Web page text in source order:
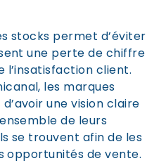
stocks permet d’éviter
une perte de chiffre
l’insatisfaction client.
les marques
une vision claire
de leurs
se trouvent afin de les
opportunités de vente.